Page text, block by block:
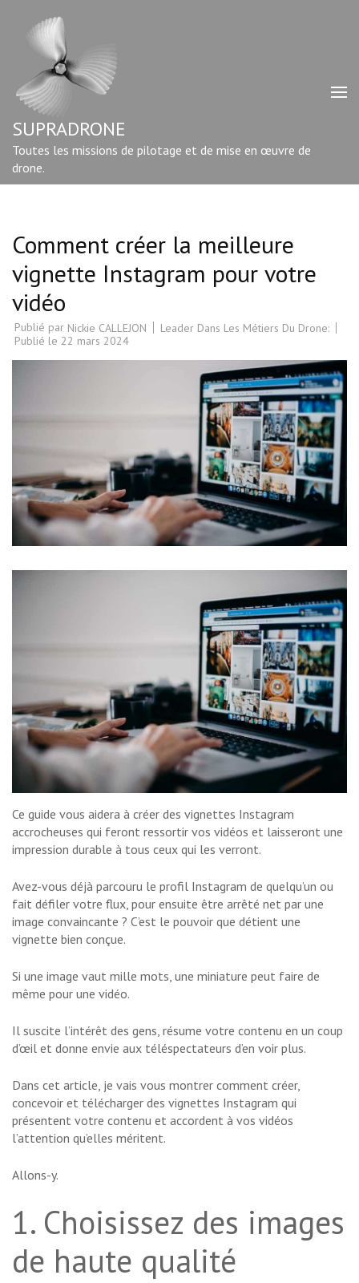
contenu
Entrée)
SUPRADRONE
Toutes les missions de pilotage et de mise en œuvre de
drone.
Comment créer la meilleure
vignette Instagram pour votre
vidéo
Publié par Nickie CALLEJON
Leader Dans Les Métiers Du Drone:
Publié le 22 mars 2024
Ce guide vous aidera à créer des vignettes Instagram
accrocheuses qui feront ressortir vos vidéos et laisseront une
impression durable à tous ceux qui les verront.
Avez-vous déjà parcouru le profil Instagram de quelqu’un ou
fait défiler votre flux, pour ensuite être arrêté net par une
image convaincante ? C’est le pouvoir que détient une
vignette bien conçue.
Si une image vaut mille mots, une miniature peut faire de
même pour une vidéo.
Il suscite l’intérêt des gens, résume votre contenu en un coup
d’œil et donne envie aux téléspectateurs d’en voir plus.
Dans cet article, je vais vous montrer comment créer,
concevoir et télécharger des vignettes Instagram qui
présentent votre contenu et accordent à vos vidéos
l’attention qu’elles méritent.
Allons-y.
1. Choisissez des images
de haute qualité